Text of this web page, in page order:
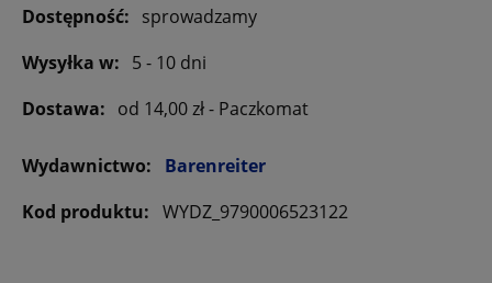
Dostępność: sprowadzamy
Wysyłka w: 5 - 10 dni
Dostawa: od 14,00 zł- Paczkomat
Wydawnictwo:
Barenreiter
Kod produktu: WYDZ_9790006523122